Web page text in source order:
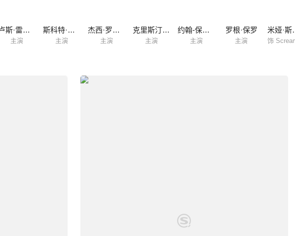
卢斯·雷恩斯
主演
斯科特·武田
主演
杰西·罗梅罗
主演
克里斯汀·瑞克斯
主演
约翰-保罗·霍华德
主演
罗根·保罗
主演
米